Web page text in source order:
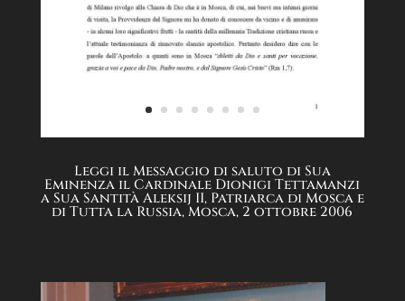
Leggi il Messaggio di saluto di Sua
Eminenza il Cardinale Dionigi Tettamanzi
a Sua Santità Aleksij II, Patriarca di Mosca e
di Tutta la Russia, Mosca, 2 ottobre 2006